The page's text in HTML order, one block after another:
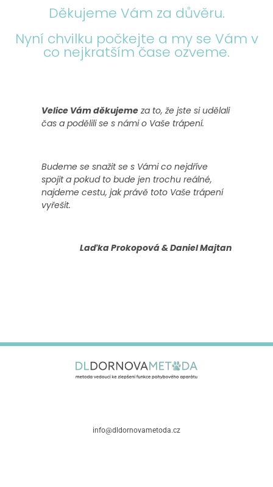
Děkujeme Vám za důvěru.
Nyní chvilku počkejte a my se Vám v
co nejkratším čase ozveme.
Velice Vám děkujeme za to, že jste si udělali
čas a podělili se s námi o Vaše trápení.
Budeme se snažit se s Vámi co nejdříve
spojit a pokud to bude jen trochu reálné,
najdeme cestu, jak právě toto Vaše trápení
vyřešit.
Laďka Prokopová & Daniel Majtan
info@dldornovametoda.cz